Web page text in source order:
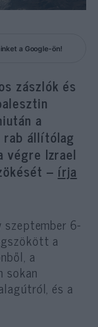
a Google-ön!
zászlók és
a
állítólag
végre Izrael
– írja
6-
a
a
sokan
és a